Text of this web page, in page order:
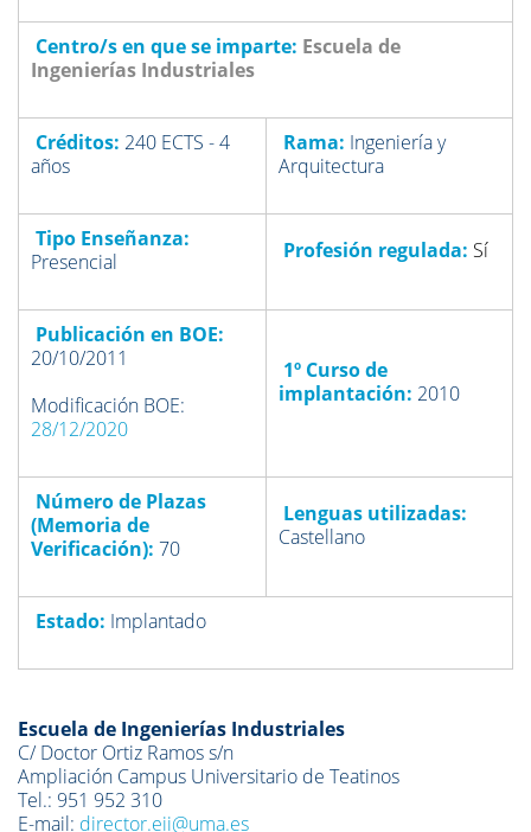
Centro/s en que se imparte: Escuela de
Ingenierías Industriales
Créditos: 240 ECTS - 4
años
Rama: Ingeniería y
Arquitectura
Tipo Enseñanza:
Presencial
Profesión regulada: Sí
Publicación en BOE:
20/10/2011
Modificación BOE:
28/12/2020
1º Curso de
implantación: 2010
Número de Plazas
(Memoria de
Verificación): 70
Lenguas utilizadas:
Castellano
Estado: Implantado
Escuela de Ingenierías Industriales
C/ Doctor Ortiz Ramos s/n
Ampliación Campus Universitario de Teatinos
Tel.: 951 952 310
E-mail: director.eii@uma.es